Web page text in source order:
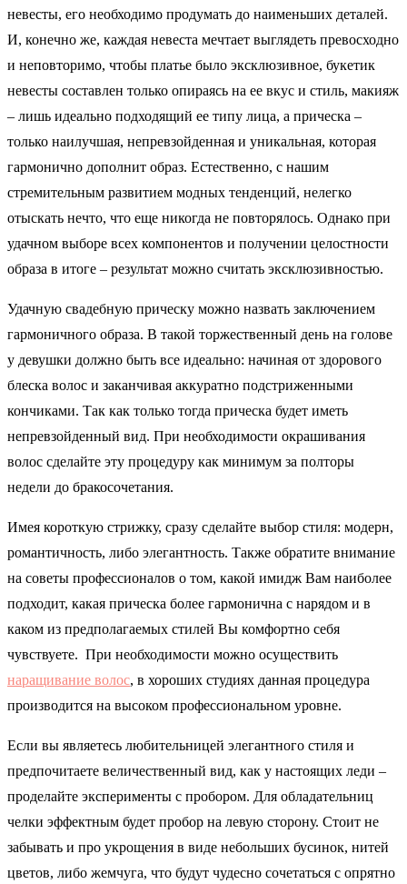
невесты, его необходимо продумать до наименьших деталей.
И, конечно же, каждая невеста мечтает выглядеть превосходно
и неповторимо, чтобы платье было эксклюзивное, букетик
невесты составлен только опираясь на ее вкус и стиль, макияж
– лишь идеально подходящий ее типу лица, а прическа –
только наилучшая, непревзойденная и уникальная, которая
гармонично дополнит образ. Естественно, с нашим
стремительным развитием модных тенденций, нелегко
отыскать нечто, что еще никогда не повторялось. Однако при
удачном выборе всех компонентов и получении целостности
образа в итоге – результат можно считать эксклюзивностью.
Удачную свадебную прическу можно назвать заключением
гармоничного образа. В такой торжественный день на голове
у девушки должно быть все идеально: начиная от здорового
блеска волос и заканчивая аккуратно подстриженными
кончиками. Так как только тогда прическа будет иметь
непревзойденный вид. При необходимости окрашивания
волос сделайте эту процедуру как минимум за полторы
недели до бракосочетания.
Имея короткую стрижку, сразу сделайте выбор стиля: модерн,
романтичность, либо элегантность. Также обратите внимание
на советы профессионалов о том, какой имидж Вам наиболее
подходит, какая прическа более гармонична с нарядом и в
каком из предполагаемых стилей Вы комфортно себя
чувствуете. При необходимости можно осуществить
наращивание волос, в хороших студиях данная процедура
производится на высоком профессиональном уровне.
Если вы являетесь любительницей элегантного стиля и
предпочитаете величественный вид, как у настоящих леди –
проделайте эксперименты с пробором. Для обладательниц
челки эффектным будет пробор на левую сторону. Стоит не
забывать и про укрощения в виде небольших бусинок, нитей
цветов, либо жемчуга, что будут чудесно сочетаться с опрятно